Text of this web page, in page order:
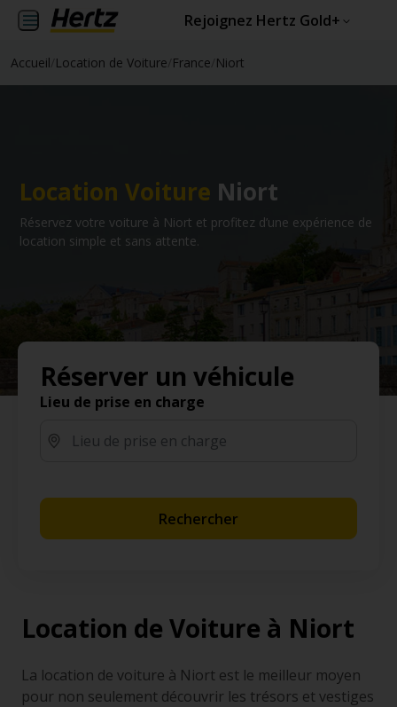
Rejoignez Hertz Gold+
Accueil Location de Voiture France Niort
Location Voiture Niort
Réservez votre voiture à Niort et profitez d’une expérience de
location simple et sans attente.
Réserver un véhicule
Lieu de prise en charge
Rechercher
Location de Voiture à Niort
La location de voiture à Niort est le meilleur moyen
pour non seulement découvrir les trésors et vestiges